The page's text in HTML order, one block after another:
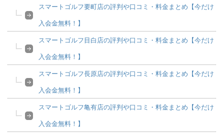
スマートゴルフ要町店の評判や口コミ・料金まとめ【今だけ
入会金無料！】
スマートゴルフ目白店の評判や口コミ・料金まとめ【今だけ
入会金無料！】
スマートゴルフ長原店の評判や口コミ・料金まとめ【今だけ
入会金無料！】
スマートゴルフ亀有店の評判や口コミ・料金まとめ【今だけ
入会金無料！】